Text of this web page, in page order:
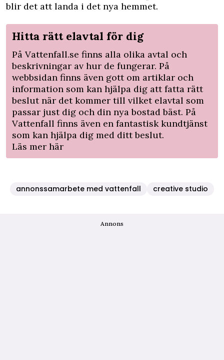
blir det att landa i det nya hemmet.
Hitta rätt elavtal för dig
På Vattenfall.se finns alla olika avtal och
beskrivningar av hur de fungerar. På
webbsidan finns även gott om artiklar och
information som kan hjälpa dig att fatta rätt
beslut när det kommer till vilket elavtal som
passar just dig och din nya bostad bäst. På
Vattenfall finns även en fantastisk kundtjänst
som kan hjälpa dig med ditt beslut.
Läs mer här
annonssamarbete med vattenfall creative studio
Annons